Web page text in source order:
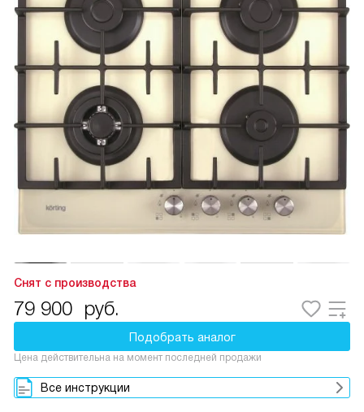
Снят с производства
79 900 руб.
Подобрать аналог
Цена действительна на момент последней продажи
Все инструкции